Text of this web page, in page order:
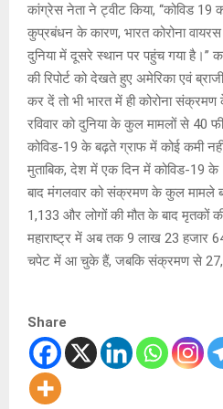
कांग्रेस नेता ने ट्वीट किया, ‘‘कोविड
कुप्रबंधन के कारण, भारत कोरोना
दुनिया में दूसरे स्थान पर पहुंच गया है।’’
की रिपोर्ट को देखते हुए अमेरिका एवं
कर दें तो भी भारत में ही कोरोना
रविवार को दुनिया के कुल मामलों से 40
कोविड-19 के बढ़ते ग्राफ में कोई कमी
मुताबिक, देश में एक दिन में कोविड-19
बाद मंगलवार को संक्रमण के कुल मामले
1,133 और लोगों की मौत के बाद मृतकों
महाराष्ट्र में अब तक 9 लाख 23 हजार
चपेट में आ चुके हैं, जबकि संक्रमण से
Share